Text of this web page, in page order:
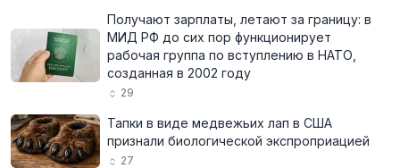
Получают зарплаты, летают за границу: в
МИД РФ до сих пор функционирует
рабочая группа по вступлению в НАТО,
созданная в 2002 году
29
Тапки в виде медвежьих лап в США
признали биологической экспроприацией
27